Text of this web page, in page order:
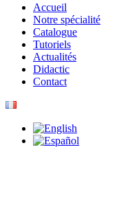
Accueil
Notre spécialité
Catalogue
Tutoriels
Actualités
Didactic
Contact